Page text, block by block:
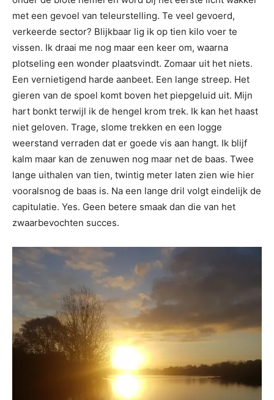
met een gevoel van teleurstelling. Te veel gevoerd,
verkeerde sector? Blijkbaar lig ik op tien kilo voer te
vissen. Ik draai me nog maar een keer om, waarna
plotseling een wonder plaatsvindt. Zomaar uit het niets.
Een vernietigend harde aanbeet. Een lange streep. Het
gieren van de spoel komt boven het piepgeluid uit. Mijn
hart bonkt terwijl ik de hengel krom trek. Ik kan het haast
niet geloven. Trage, slome trekken en een logge
weerstand verraden dat er goede vis aan hangt. Ik blijf
kalm maar kan de zenuwen nog maar net de baas. Twee
lange uithalen van tien, twintig meter laten zien wie hier
vooralsnog de baas is. Na een lange dril volgt eindelijk de
capitulatie. Yes. Geen betere smaak dan die van het
zwaarbevochten succes.